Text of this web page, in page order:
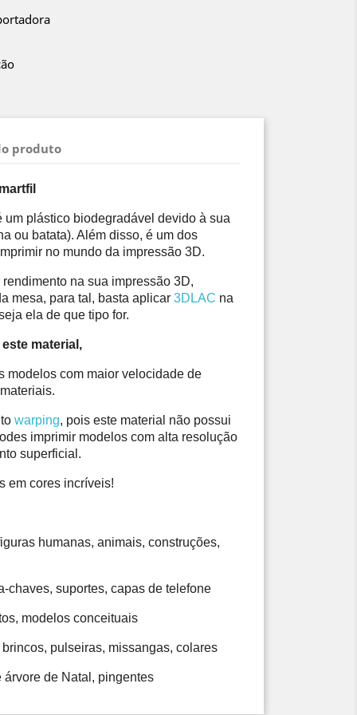
produto
um plástico biodegradável devido à sua
ou batata). Além disso, é um dos
no mundo da impressão 3D.
na sua impressão 3D,
mesa, para tal, basta aplicar 3DLAC na
ela de que tipo for.
material,
modelos com maior velocidade de
warping, pois este material não possui
imprimir modelos com alta resolução
superficial.
em cores incríveis!
humanas, animais, construções,
chaves, suportes, capas de telefone
modelos conceituais
brincos, pulseiras, missangas, colares
árvore de Natal, pingentes